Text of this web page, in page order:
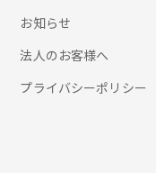
お知らせ
法人のお客様へ
プライバシーポリシー